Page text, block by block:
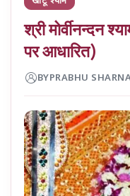
श्री मोर्वीनन्दन
पर आधारित)
BYPRABHU